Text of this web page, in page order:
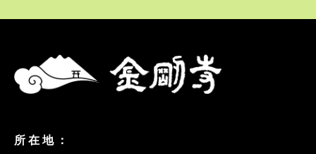
所在地：